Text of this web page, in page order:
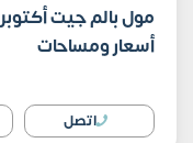
أسعار ومساحات
اتصل